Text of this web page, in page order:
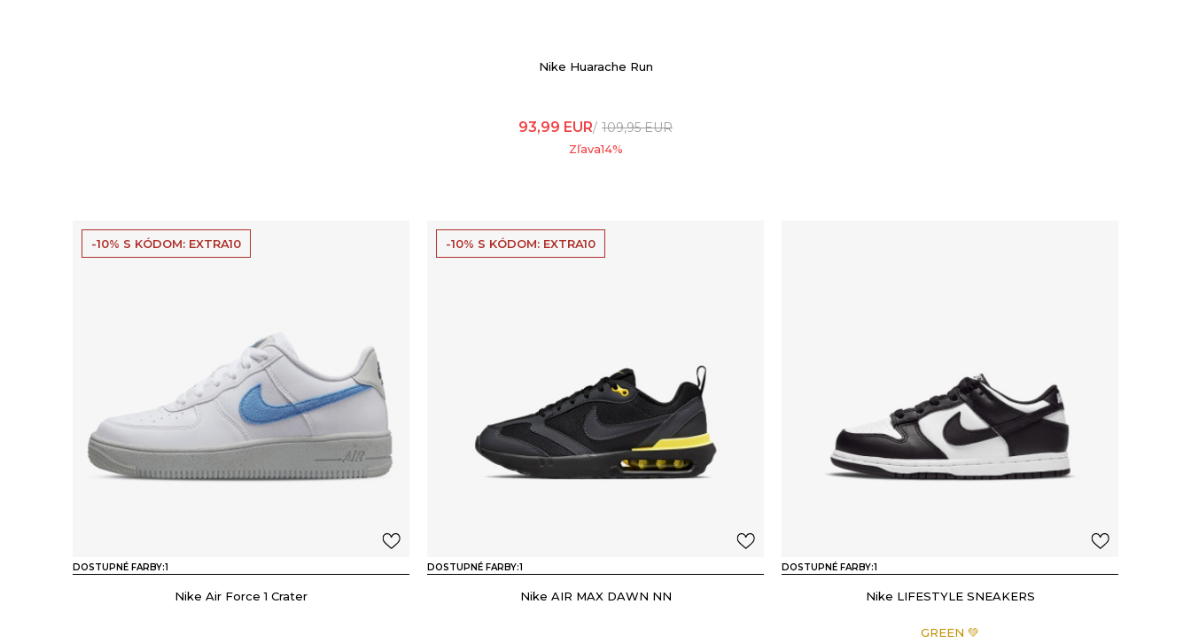
Nike Huarache Run
93,99 EUR 109,95EUR
Zľava14%
-10% S KÓDOM: EXTRA10
DOSTUPNÉ FARBY:1
Nike Air Force 1 Crater
-10% S KÓDOM: EXTRA10
DOSTUPNÉ FARBY:1
Nike AIR MAX DAWN NN
DOSTUPNÉ FARBY:1
Nike LIFESTYLE SNEAKERS
GREEN 💚